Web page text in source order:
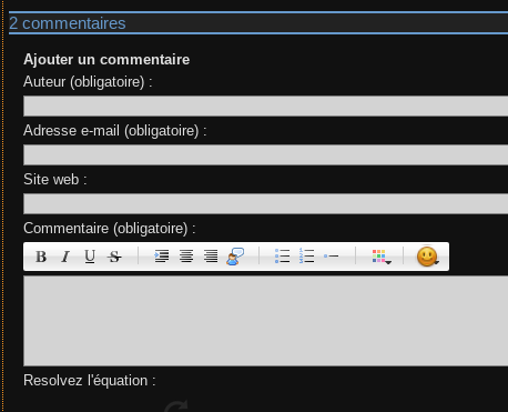
2 commentaires
Ajouter un commentaire
Auteur (obligatoire) :
Adresse e-mail (obligatoire) :
Site web :
Commentaire (obligatoire) :
Resolvez l'équation :